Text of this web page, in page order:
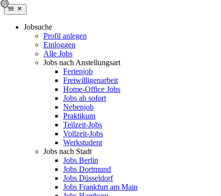
Jobsuche
Profil anlegen
Einloggen
Alle Jobs
Jobs nach Anstellungsart
Ferienjob
Freiwilligenarbeit
Home-Office Jobs
Jobs ab sofort
Nebenjob
Praktikum
Teilzeit-Jobs
Vollzeit-Jobs
Werkstudent
Jobs nach Stadt
Jobs Berlin
Jobs Dortmund
Jobs Düsseldorf
Jobs Frankfurt am Main